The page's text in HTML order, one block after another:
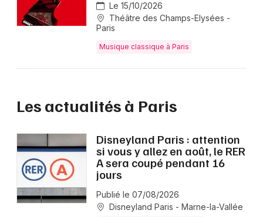
Le 15/10/2026
Théâtre des Champs-Elysées -
Paris
Musique classique à Paris
Les actualités à Paris
Disneyland Paris : attention
si vous y allez en août, le RER
A sera coupé pendant 16
jours
Publié le 07/08/2026
Disneyland Paris - Marne-la-Vallée